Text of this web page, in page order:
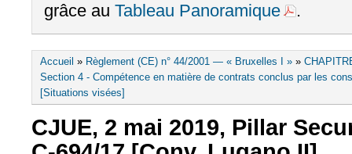
grâce au Tableau Panoramique .
Vous êtes ici
Accueil » Règlement (CE) n° 44/2001 — « Bruxelles I » »
Section 4 - Compétence en matière de contrats conclus par les
[Situations visées]
CJUE, 2 mai 2019, Pillar